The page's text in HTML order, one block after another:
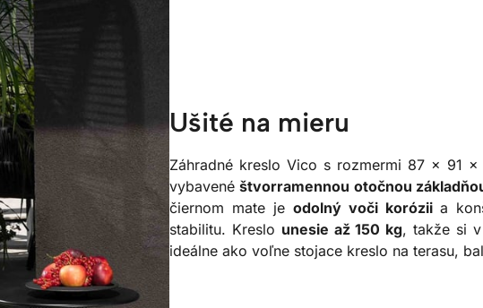
Ušité na mieru
Záhradné kreslo Vico s rozmermi 87 × 91
vybavenéštvorramennou otočnou
čiernom mate je odolný voči koróziia
stabilitu. Kreslo unesie až 150 kg, takže si
ideálne ako voľne stojace kreslo na terasu,